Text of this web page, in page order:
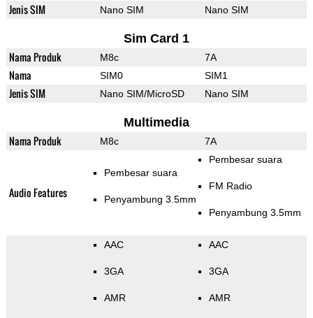
Jenis SIM Nano SIM Nano SIM
Sim Card 1
Nama Produk M8c 7A
Nama SIM0 SIM1
Jenis SIM Nano SIM/MicroSD Nano SIM
Multimedia
Nama Produk M8c 7A
Audio Features
Pembesar suara
Penyambung 3.5mm
Pembesar suara
FM Radio
Penyambung 3.5mm
AAC
3GA
AMR
AAC
3GA
AMR